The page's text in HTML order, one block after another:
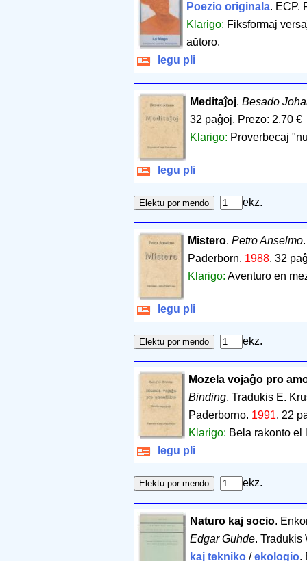
Poezio originala. ECP.
Klarigo: Fiksformaj
aŭtoro.
legu pli
Meditaĵoj. Besado
32 paĝoj. Prezo: 2.70 €
Klarigo: Proverbecaj
legu pli
ekz.
Mistero.Petro Anselmo
Paderborn. 1988.32
Klarigo:Aventuro en
legu pli
ekz.
Mozela vojaĝo pro
Binding. Tradukis E.
Paderborno. 1991. 22
Klarigo: Bela rakonto el
legu pli
ekz.
Naturo kaj socio.
Edgar Guhde. Tradukis
kaj tekniko/ekologio.